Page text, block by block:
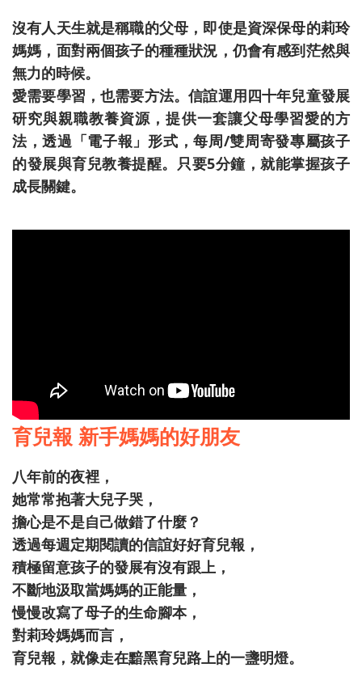
沒有人天生就是稱職的父母，即使是資深保母的莉玲
媽媽，面對兩個孩子的種種狀況，仍會有感到茫然與
無力的時候。
愛需要學習，也需要方法。信誼運用四十年兒童發展
研究與親職教養資源，提供一套讓父母學習愛的方
法，透過「電子報」形式，每周/雙周寄發專屬孩子
的發展與育兒教養提醒。只要5分鐘，就能掌握孩子
成長關鍵。
育兒報 新手媽媽的好朋友
八年前的夜裡，
她常常抱著大兒子哭，
擔心是不是自己做錯了什麼？
透過每週定期閱讀的信誼好好育兒報，
積極留意孩子的發展有沒有跟上，
不斷地汲取當媽媽的正能量，
慢慢改寫了母子的生命腳本，
對莉玲媽媽而言，
育兒報，就像走在黯黑育兒路上的一盞明燈。